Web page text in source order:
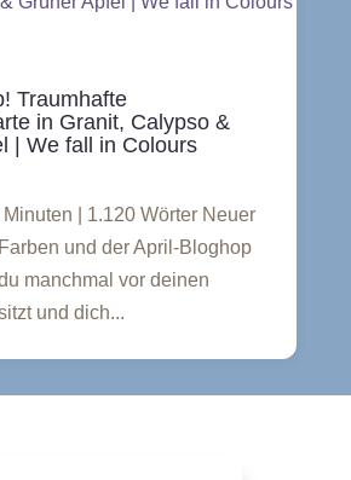
Traumhafte
in Granit, Calypso &
| We fall in Colours
| 1.120 Wörter Neuer
und der April-Bloghop
manchmal vor deinen
und dich...